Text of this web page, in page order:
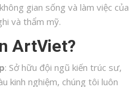
gian sống và làm việc của
và thẩm mỹ.
ArtViet?
: Sở hữu đội ngũ kiến trúc sư,
kinh nghiệm, chúng tôi luôn